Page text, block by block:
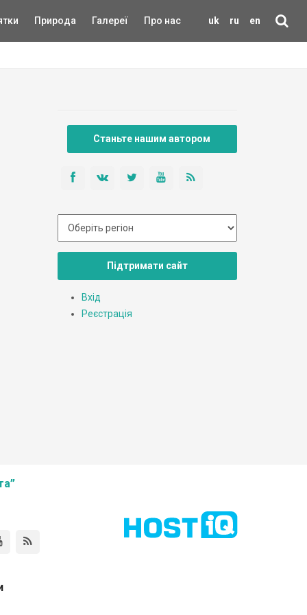
uk ru en
Природа Галереї Про нас
Станьте нашим автором
Підтримати сайт
Вхід
Реєстрація